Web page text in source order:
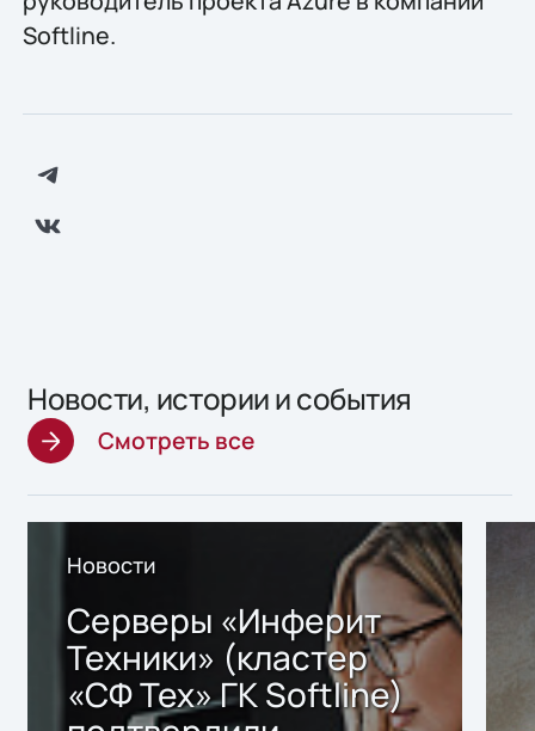
Softline.
Новости, истории и события
Смотреть все
Новости
Серверы «Инферит
Техники» (кластер
«СФ Тех» ГК Softline)